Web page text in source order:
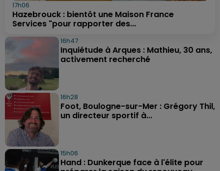
17h06
Hazebrouck : bientôt une Maison France
Services "pour rapporter des...
16h47
Inquiétude à Arques : Mathieu, 30 ans,
activement recherché
16h28
Foot, Boulogne-sur-Mer : Grégory Thil,
un directeur sportif à...
15h06
Hand : Dunkerque face à l'élite pour